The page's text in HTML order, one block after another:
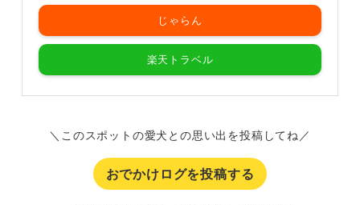
じゃらん
楽天トラベル
＼このスポットの愛犬との思い出を投稿してね／
おでかけログを投稿する